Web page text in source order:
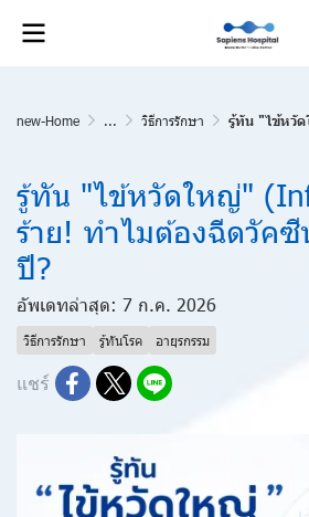
new-Home ... วิธีการรักษา รู้ทัน "ไข้หวัดใหญ่"
รู้ทัน "ไข้หวัดใหญ่"
ร้าย! ทำไมต้องฉีดวัค
ปี?
อัพเดทล่าสุด: 7 ก.ค. 2026
วิธีการรักษา รู้ทันโรค อายุรกรรม
แชร์